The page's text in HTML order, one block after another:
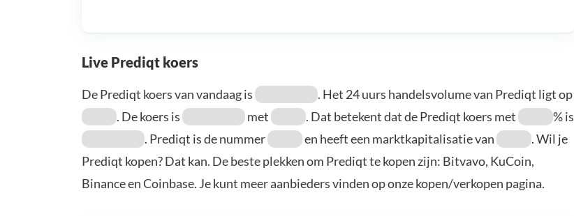
Live Prediqt koers
De Prediqt koers van vandaag is
. Het 24 uurs handelsvolume van Prediqt ligt op
. De koers is
met . Dat betekent dat de Prediqt koers met
% is
. Prediqt is de nummer
en heeft een marktkapitalisatie van
. Wil je
Prediqt kopen? Dat kan. De beste plekken om Prediqt te kopen zijn: Bitvavo, KuCoin,
Binance en Coinbase. Je kunt meer aanbieders vinden op onze kopen/verkopen pagina.